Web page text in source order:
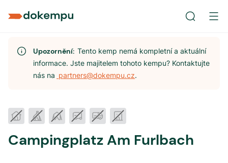
Upozornění:Tento kemp nemá kompletní a aktuální
informace. Jste majitelem tohoto kempu? Kontaktujte
nás na partners@dokempu.cz.
Campingplatz Am Furlbach